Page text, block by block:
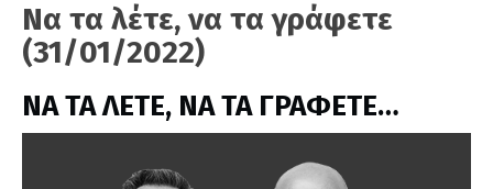
Να τα λέτε, να τα γράφετε
(31/01/2022)
ΝΑ ΤΑ ΛΕΤΕ, ΝΑ ΤΑ ΓΡΑΦΕΤΕ…